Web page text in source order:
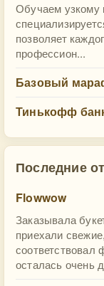
Обучаем узкому
позволяет
профессион...
Базовый
Тинькофф
Последние
Flowwow
Заказывала
приехали
соответствовал
осталась очень